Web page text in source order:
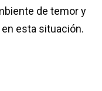
de temor y
esta situación.